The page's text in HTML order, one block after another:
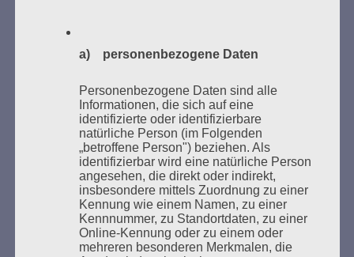
Zum 26. Mal gibt es eine Marathonlesung anlässlich
Kaifu-Ufer – genau an dem Ort, wo im Mai 1933 NS-
Studentenorganisationen und Burschenschaftler
Bücher verbrannten.
Weitere Informationen:lesezeichen-setzen.de
GEDENKEN UND ERINNERN BEGINNT IN
a) personenbezogene Daten
Personenbezogene Daten sind alle
Informationen, die sich auf eine
identifizierte oder identifizierbare
natürliche Person (im Folgenden
„betroffene Person") beziehen. Als
identifizierbar wird eine natürliche Person
angesehen, die direkt oder indirekt,
insbesondere mittels Zuordnung zu einer
Kennung wie einem Namen, zu einer
Kennnummer, zu Standortdaten, zu einer
Online-Kennung oder zu einem oder
mehreren besonderen Merkmalen, die